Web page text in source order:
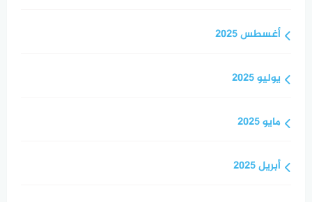
أغسطس 2025
يوليو 2025
مايو 2025
أبريل 2025